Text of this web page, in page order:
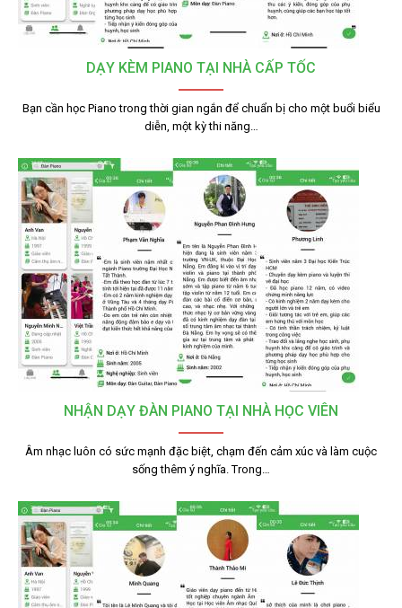
DẠY KÈM PIANO TẠI NHÀ CẤP TỐC
Bạn cần học Piano trong thời gian ngắn để chuẩn bị cho một buổi biểu
diễn, một kỳ thi năng…
NHẬN DẠY ĐÀN PIANO TẠI NHÀ HỌC VIÊN
Âm nhạc luôn có sức mạnh đặc biệt, chạm đến cảm xúc và làm cuộc
sống thêm ý nghĩa. Trong…